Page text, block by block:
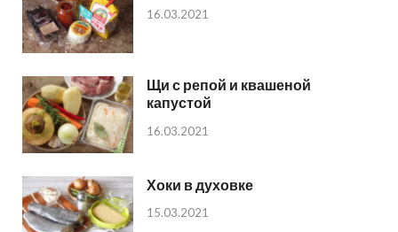
16.03.2021
Щи с репой и квашеной
капустой
16.03.2021
Хоки в духовке
15.03.2021